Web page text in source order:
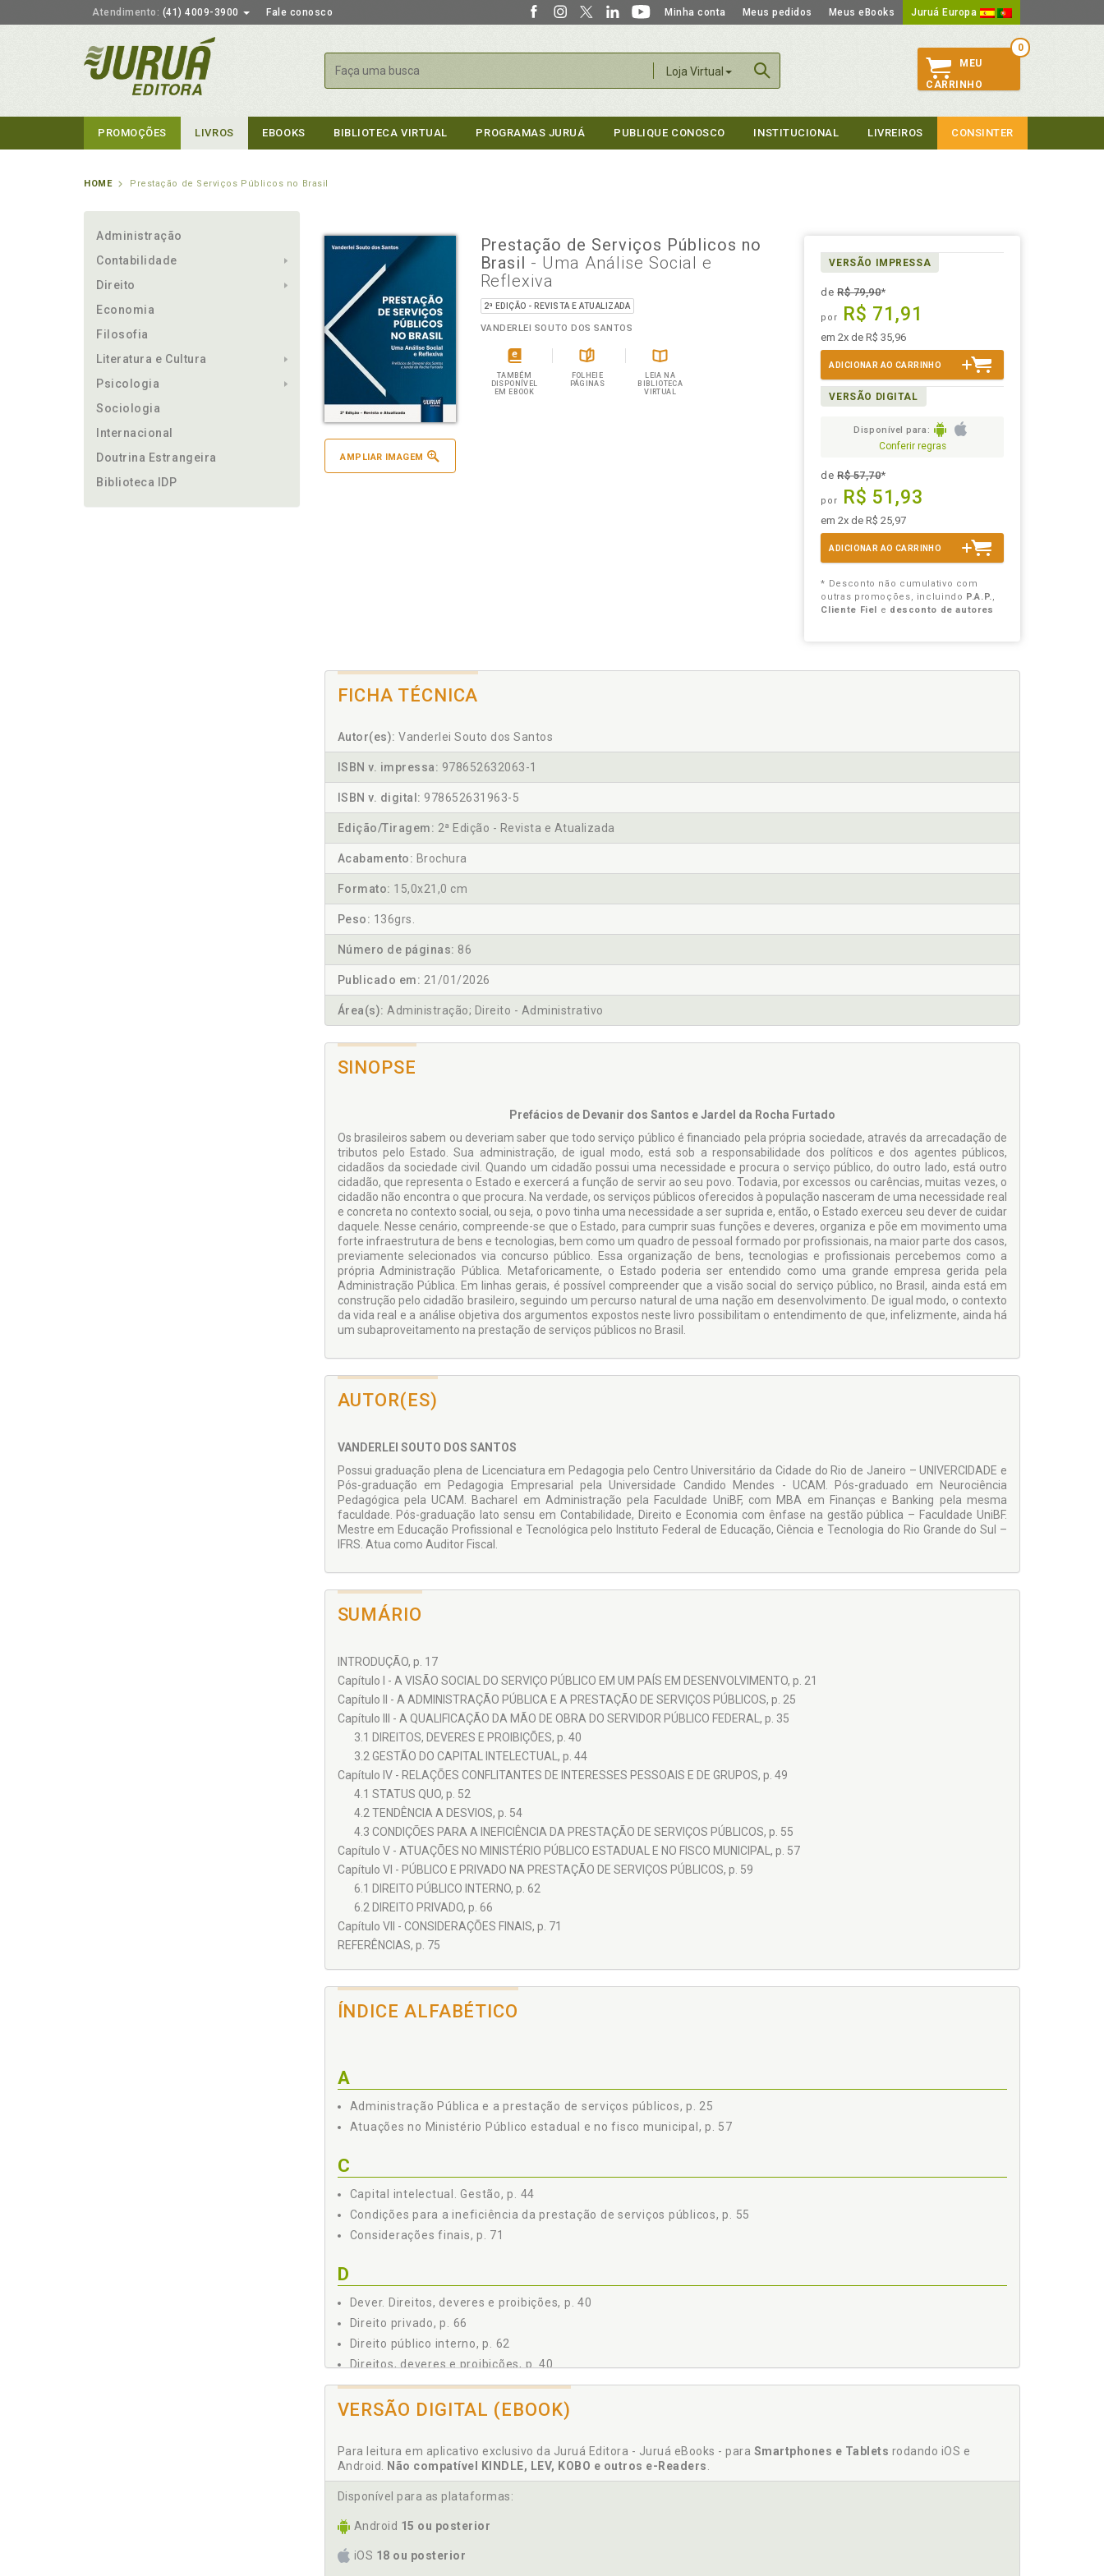
Atendimento: (41) 4009-3900 Fale conosco Minha conta Meus pedidos Meus eBooks Juruá Europa
Loja Virtual
Buscar
0
MEU
CARRINHO
PROMOÇÕES LIVROS EBOOKS BIBLIOTECA VIRTUAL PROGRAMAS JURUÁ PUBLIQUE CONOSCO INSTITUCIONAL LIVREIROS CONSINTER
HOME Prestação de Serviços Públicos no Brasil
Administração
Contabilidade
Direito
Economia
Filosofia
Literatura e Cultura
Psicologia
Sociologia
Internacional
Doutrina Estrangeira
Biblioteca IDP
AMPLIAR IMAGEM
Prestação de Serviços Públicos no
Brasil - Uma Análise Social e
Reflexiva
2ª EDIÇÃO - REVISTA E ATUALIZADA
VANDERLEI SOUTO DOS SANTOS
TAMBÉM
DISPONÍVEL
EM EBOOK
FOLHEIE
PÁGINAS
LEIA NA
BIBLIOTECA
VIRTUAL
VERSÃO IMPRESSA
deR$ 79,90*
por R$ 71,91
em 2x de R$ 35,96
ADICIONAR AO CARRINHO
VERSÃO DIGITAL
Disponível para:
Conferir regras
deR$ 57,70*
por R$ 51,93
em 2x de R$ 25,97
ADICIONAR AO CARRINHO
* Desconto não cumulativo com
outras promoções, incluindo P.A.P.,
Cliente Fiel
e desconto de autores
FICHA TÉCNICA
Autor(es): Vanderlei Souto dos Santos
ISBN v. impressa: 978652632063-1
ISBN v. digital: 978652631963-5
Edição/Tiragem: 2ª Edição - Revista e Atualizada
Acabamento: Brochura
Formato: 15,0x21,0 cm
Peso: 136grs.
Número de páginas: 86
Publicado em: 21/01/2026
Área(s): Administração; Direito - Administrativo
SINOPSE
Prefácios de Devanir dos Santos e Jardel da Rocha Furtado
Os brasileiros sabem ou deveriam saber que todo serviço público é financiado pela própria sociedade, através da arrecadação de
tributos pelo Estado. Sua administração, de igual modo, está sob a responsabilidade dos políticos e dos agentes públicos,
cidadãos da sociedade civil. Quando um cidadão possui uma necessidade e procura o serviço público, do outro lado, está outro
cidadão, que representa o Estado e exercerá a função de servir ao seu povo. Todavia, por excessos ou carências, muitas vezes, o
cidadão não encontra o que procura. Na verdade, os serviços públicos oferecidos à população nasceram de uma necessidade real
e concreta no contexto social, ou seja, o povo tinha uma necessidade a ser suprida e, então, o Estado exerceu seu dever de cuidar
daquele. Nesse cenário, compreende-se que o Estado, para cumprir suas funções e deveres, organiza e põe em movimento uma
forte infraestrutura de bens e tecnologias, bem como um quadro de pessoal formado por profissionais, na maior parte dos casos,
previamente selecionados via concurso público. Essa organização de bens, tecnologias e profissionais percebemos como a
própria Administração Pública. Metaforicamente, o Estado poderia ser entendido como uma grande empresa gerida pela
Administração Pública. Em linhas gerais, é possível compreender que a visão social do serviço público, no Brasil, ainda está em
construção pelo cidadão brasileiro, seguindo um percurso natural de uma nação em desenvolvimento. De igual modo, o contexto
da vida real e a análise objetiva dos argumentos expostos neste livro possibilitam o entendimento de que, infelizmente, ainda há
um subaproveitamento na prestação de serviços públicos no Brasil.
AUTOR(ES)
VANDERLEI SOUTO DOS SANTOS
Possui graduação plena de Licenciatura em Pedagogia pelo Centro Universitário da Cidade do Rio de Janeiro – UNIVERCIDADE e
Pós-graduação em Pedagogia Empresarial pela Universidade Candido Mendes - UCAM. Pós-graduado em Neurociência
Pedagógica pela UCAM. Bacharel em Administração pela Faculdade UniBF, com MBA em Finanças e Banking pela mesma
faculdade. Pós-graduação lato sensu em Contabilidade, Direito e Economia com ênfase na gestão pública – Faculdade UniBF.
Mestre em Educação Profissional e Tecnológica pelo Instituto Federal de Educação, Ciência e Tecnologia do Rio Grande do Sul –
IFRS. Atua como Auditor Fiscal.
SUMÁRIO
INTRODUÇÃO, p. 17
Capítulo I - A VISÃO SOCIAL DO SERVIÇO PÚBLICO EM UM PAÍS EM DESENVOLVIMENTO, p. 21
Capítulo II - A ADMINISTRAÇÃO PÚBLICA E A PRESTAÇÃO DE SERVIÇOS PÚBLICOS, p. 25
Capítulo III - A QUALIFICAÇÃO DA MÃO DE OBRA DO SERVIDOR PÚBLICO FEDERAL, p. 35
3.1 DIREITOS, DEVERES E PROIBIÇÕES, p. 40
3.2 GESTÃO DO CAPITAL INTELECTUAL, p. 44
Capítulo IV - RELAÇÕES CONFLITANTES DE INTERESSES PESSOAIS E DE GRUPOS, p. 49
4.1 STATUS QUO, p. 52
4.2 TENDÊNCIA A DESVIOS, p. 54
4.3 CONDIÇÕES PARA A INEFICIÊNCIA DA PRESTAÇÃO DE SERVIÇOS PÚBLICOS, p. 55
Capítulo V - ATUAÇÕES NO MINISTÉRIO PÚBLICO ESTADUAL E NO FISCO MUNICIPAL, p. 57
Capítulo VI - PÚBLICO E PRIVADO NA PRESTAÇÃO DE SERVIÇOS PÚBLICOS, p. 59
6.1 DIREITO PÚBLICO INTERNO, p. 62
6.2 DIREITO PRIVADO, p. 66
Capítulo VII - CONSIDERAÇÕES FINAIS, p. 71
REFERÊNCIAS, p. 75
ÍNDICE ALFABÉTICO
A
Administração Pública e a prestação de serviços públicos, p. 25
Atuações no Ministério Público estadual e no fisco municipal, p. 57
C
Capital intelectual. Gestão, p. 44
Condições para a ineficiência da prestação de serviços públicos, p. 55
Considerações finais, p. 71
D
Dever. Direitos, deveres e proibições, p. 40
Direito privado, p. 66
Direito público interno, p. 62
Direitos, deveres e proibições, p. 40
F
G
Gestão do capital intelectual, p. 44
I
Interesses pessoais e de grupos. Relações conflitantes, p. 49
VERSÃO DIGITAL (EBOOK)
Para leitura em aplicativo exclusivo da Juruá Editora - Juruá eBooks - para Smartphones e Tablets rodando iOS e
Android. Não compatível KINDLE, LEV, KOBO e outros e-Readers.
Disponível para as plataformas:
Android 15 ou posterior
iOS 18 ou posterior